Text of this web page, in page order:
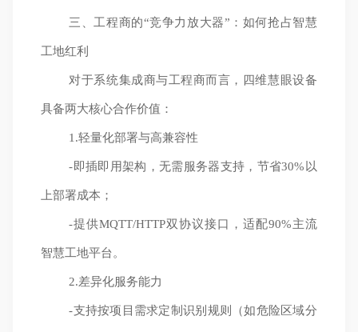
三、工程商的“竞争力放大器”：如何抢占智慧
工地红利
对于系统集成商与工程商而言，四维慧眼设备
具备两大核心合作价值：
1.轻量化部署与高兼容性
-即插即用架构，无需服务器支持，节省30%以
上部署成本；
-提供MQTT/HTTP双协议接口，适配90%主流
智慧工地平台。
2.差异化服务能力
-支持按项目需求定制识别规则（如危险区域分